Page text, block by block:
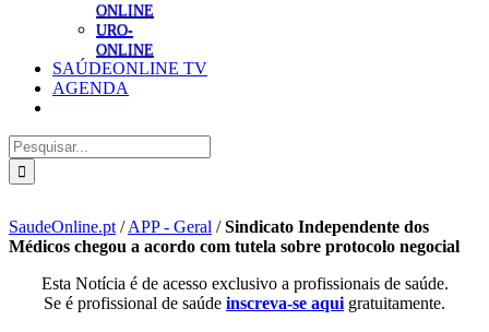
ONLINE
URO-
ONLINE
SAÚDEONLINE TV
AGENDA
Pesquisar
SaudeOnline.pt /APP - Geral /Sindicato Independente dos
Médicos chegou a acordo com tutela sobre protocolo negocial
Esta Notícia é de acesso exclusivo a profissionais de saúde.
Se é profissional de saúde inscreva-se aqui gratuitamente.